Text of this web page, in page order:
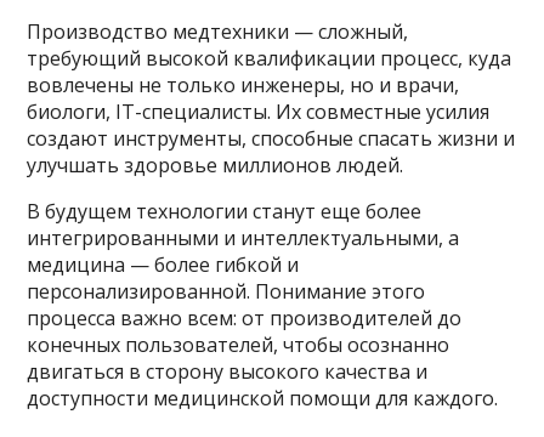
Производство медтехники — сложный,
требующий высокой квалификации процесс, куда
вовлечены не только инженеры, но и врачи,
биологи, IT-специалисты. Их совместные усилия
создают инструменты, способные спасать жизни и
улучшать здоровье миллионов людей.
В будущем технологии станут еще более
интегрированными и интеллектуальными, а
медицина — более гибкой и
персонализированной. Понимание этого
процесса важно всем: от производителей до
конечных пользователей, чтобы осознанно
двигаться в сторону высокого качества и
доступности медицинской помощи для каждого.